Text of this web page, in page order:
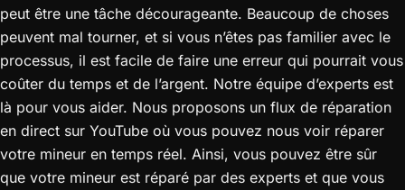
peut être une tâche décourageante. Beaucoup de choses
peuvent mal tourner, et si vous n’êtes pas familier avec le
processus, il est facile de faire une erreur qui pourrait vous
coûter du temps et de l’argent. Notre équipe d’experts est
là pour vous aider. Nous proposons un flux de réparation
en direct sur YouTube où vous pouvez nous voir réparer
votre mineur en temps réel. Ainsi, vous pouvez être sûr
que votre mineur est réparé par des experts et que vous